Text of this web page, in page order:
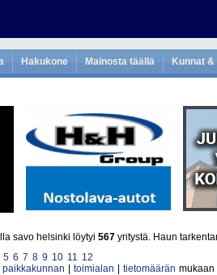
Hakukone Mainosta täällä Kunnat
savo helsinki löytyi 567 yritystä. Haun
5 6 7 8 9 10 11 12
paikkakunnan toimialan tietomäärän mukaan